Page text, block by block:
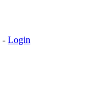
- Login